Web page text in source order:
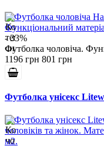
- 33%
Футболка чоловіча.
1196 грн 801 грн
Футболка унісекс